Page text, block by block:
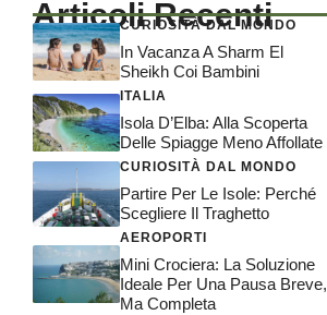
Articoli Recenti
CURIOSITÀ DAL MONDO
In Vacanza A Sharm El
Sheikh Coi Bambini
ITALIA
Isola D’Elba: Alla Scoperta
Delle Spiagge Meno Affollate
CURIOSITÀ DAL MONDO
Partire Per Le Isole: Perché
Scegliere Il Traghetto
AEROPORTI
Mini Crociera: La Soluzione
Ideale Per Una Pausa Breve,
Ma Completa